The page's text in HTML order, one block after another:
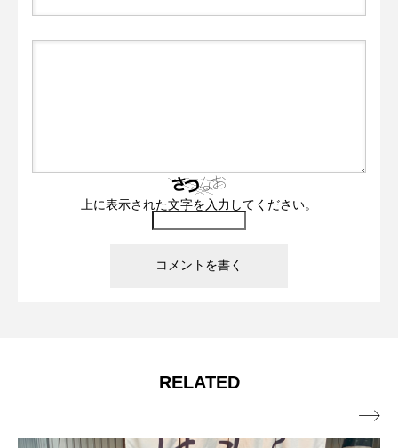
上に表示された文字を入力してください。
RELATED
